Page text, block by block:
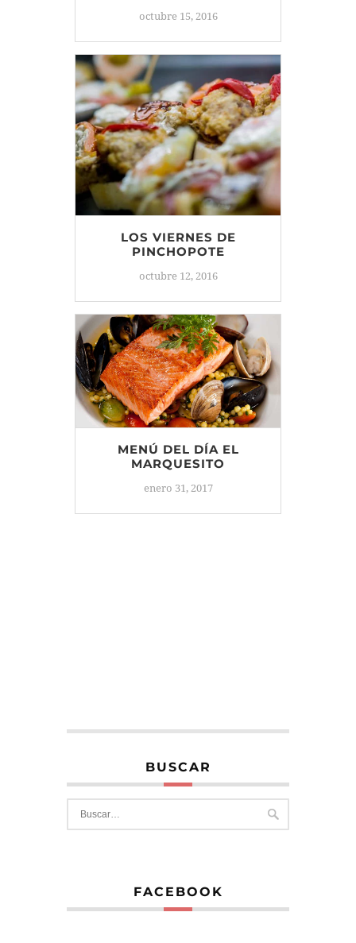
octubre 15, 2016
LOS VIERNES DE
PINCHOPOTE
octubre 12, 2016
MENÚ DEL DÍA EL
MARQUESITO
enero 31, 2017
BUSCAR
FACEBOOK